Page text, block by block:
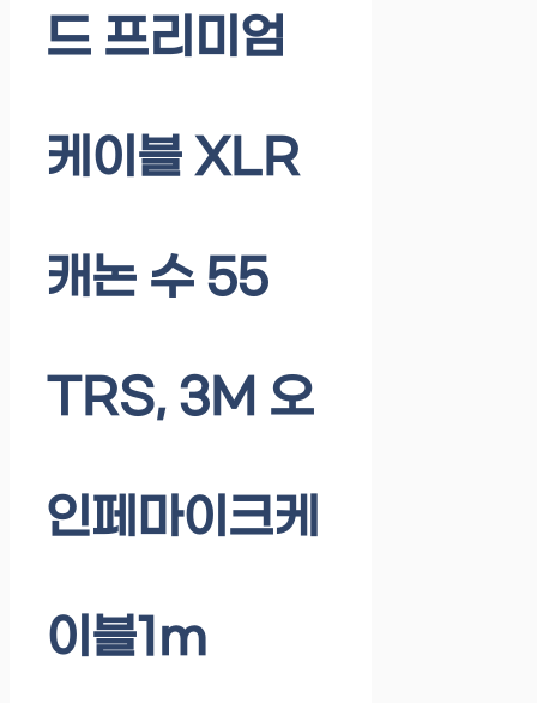
드 프리미엄
케이블 XLR
캐논 수 55
TRS, 3M 오
인페마이크케
이블1m